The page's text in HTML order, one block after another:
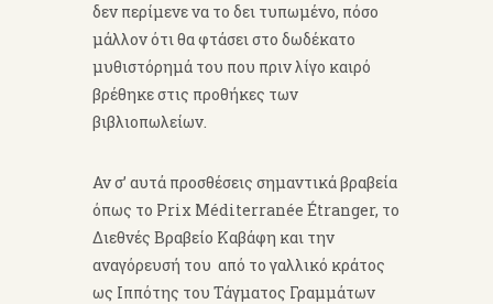
δεν περίμενε να το δει τυπωμένο, πόσο
μάλλον ότι θα φτάσει στο δωδέκατο
μυθιστόρημά του που πριν λίγο καιρό
βρέθηκε στις προθήκες των
βιβλιοπωλείων.
Αν σ’ αυτά προσθέσεις σημαντικά βραβεία
όπως το Prix Méditerranée Étranger, το
Διεθνές Βραβείο Καβάφη και την
αναγόρευσή του από το γαλλικό κράτος
ως Ιππότης του Τάγματος Γραμμάτων